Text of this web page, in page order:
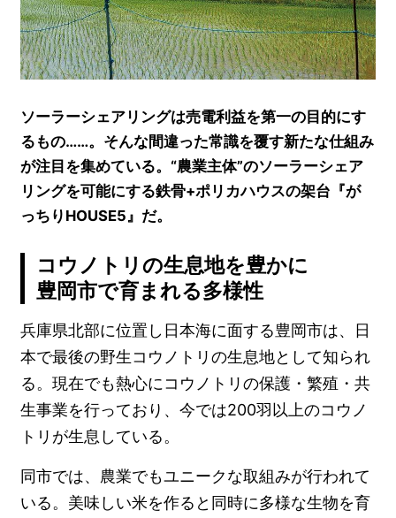
ソーラーシェアリングは売電利益を第一の目的にす
るもの……。そんな間違った常識を覆す新たな仕組み
が注目を集めている。“農業主体”のソーラーシェア
リングを可能にする鉄骨+ポリカハウスの架台『が
っちりHOUSE5』だ。
コウノトリの生息地を豊かに
豊岡市で育まれる多様性
兵庫県北部に位置し日本海に面する豊岡市は、日
本で最後の野生コウノトリの生息地として知られ
る。現在でも熱心にコウノトリの保護・繁殖・共
生事業を行っており、今では200羽以上のコウノ
トリが生息している。
同市では、農業でもユニークな取組みが行われて
いる。美味しい米を作ると同時に多様な生物を育